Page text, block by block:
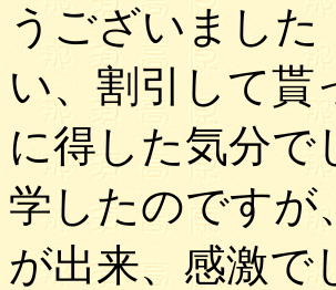
うございまし
い、割引して貰
に得した気分で
学したのですが
が出来、感激で